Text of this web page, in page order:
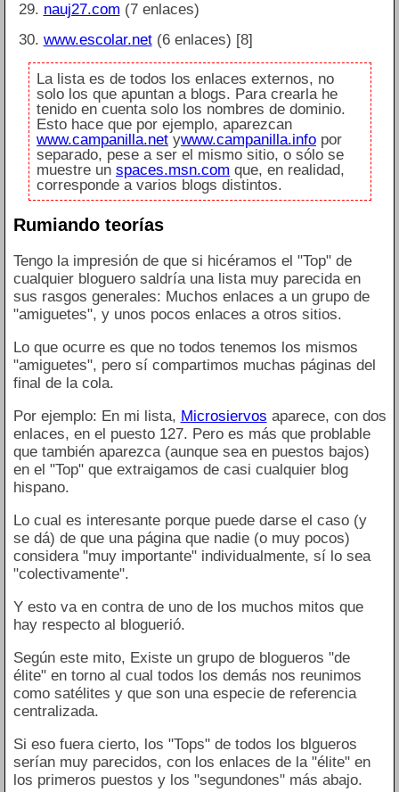
nauj27.com (7 enlaces)
www.escolar.net(6 enlaces) [8]
La lista es de todos los enlaces externos, no
solo los que apuntan a blogs. Para crearla he
tenido en cuenta solo los nombres de dominio.
Esto hace que por ejemplo, aparezcan
www.campanilla.net ywww.campanilla.info por
separado, pese a ser el mismo sitio, o sólo se
muestre un spaces.msn.com que, en realidad,
corresponde a varios blogs distintos.
Rumiando teorías
Tengo la impresión de que si hicéramos el "Top" de
cualquier bloguero saldría una lista muy parecida en
sus rasgos generales: Muchos enlaces a un grupo de
"amiguetes", y unos pocos enlaces a otros sitios.
Lo que ocurre es que no todos tenemos los mismos
"amiguetes", pero sí compartimos muchas páginas del
final de la cola.
Por ejemplo: En mi lista, Microsiervos aparece, con dos
enlaces, en el puesto 127. Pero es más que problable
que también aparezca (aunque sea en puestos bajos)
en el "Top" que extraigamos de casi cualquier blog
hispano.
Lo cual es interesante porque puede darse el caso (y
se dá) de que una página que nadie (o muy pocos)
considera "muy importante" individualmente, sí lo sea
"colectivamente".
Y esto va en contra de uno de los muchos mitos que
hay respecto al bloguerió.
Según este mito, Existe un grupo de blogueros "de
élite" en torno al cual todos los demás nos reunimos
como satélites y que son una especie de referencia
centralizada.
Si eso fuera cierto, los "Tops" de todos los blgueros
serían muy parecidos, con los enlaces de la "élite" en
los primeros puestos y los "segundones" más abajo.